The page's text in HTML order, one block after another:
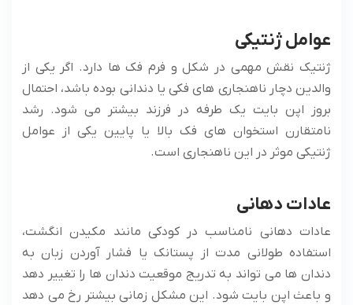
عوامل ژنتیکی
ژنتیک نقش مهمی در شکل و فرم فک ها دارد. اگر یکی از
والدین دچار ناهنجاری های فکی یا دندانی بوده باشد، احتمال
بروز اپن بایت یک طرفه در فرزند بیشتر می ‌شود. رشد
نامتقارن استخوان های فک بالا یا پایین یکی از عوامل
ژنتیکی موثر در این ناهنجاری است.
عادات دهانی
عادات دهانی نامناسب در کودکی مانند مکیدن انگشت،
استفاده طولانی مدت از پستانک یا فشار آوردن زبان به
دندان ها می‌ تواند به تدریج موقعیت دندان ها را تغییر دهد
و باعث اپن بایت شود. این مشکل زمانی بیشتر رخ می ‌دهد